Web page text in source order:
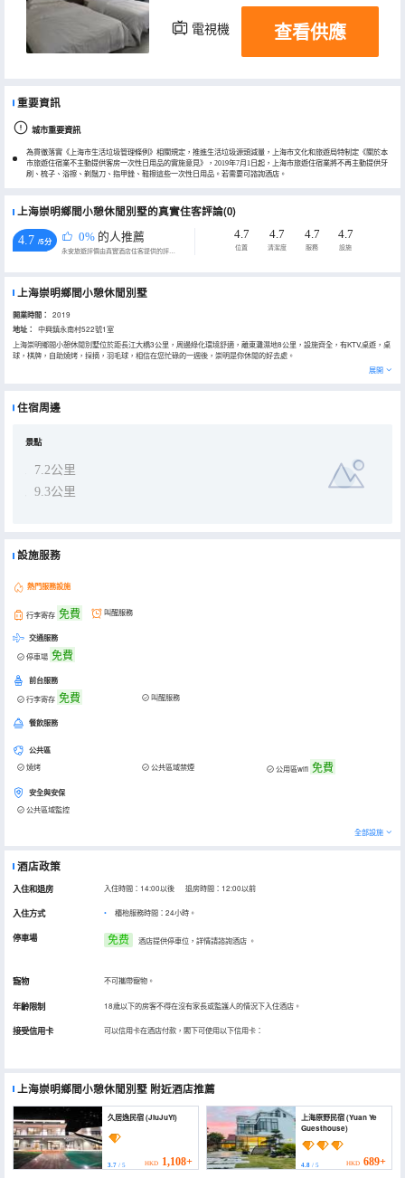
電視機 查看供應
重要資訊
城市重要資訊
為貫徹落實《上海市生活垃圾管理條例》相關規定，推進生活垃圾源頭減量，上海市文化和旅遊局特制定《關於本
市旅遊住宿業不主動提供客房一次性日用品的實施意見》，2019年7月1日起，上海市旅遊住宿業將不再主動提供牙
刷、梳子、浴擦、剃鬚刀、指甲銼、鞋擦這些一次性日用品。若需要可諮詢酒店。
上海崇明鄉間小憩休閒別墅的真實住客評論(0)
4.7 /5分 0% 的人推薦
永安旅遊評價由真實酒店住客提供的評價。
4.7
位置
4.7
清潔度
4.7
服務
4.7
設施
上海崇明鄉間小憩休閒別墅
開業時間： 2019
地址：
中興鎮永南村522號1室
上海崇明鄉間小憩休閒別墅位於距長江大橋3公里，周邊綠化環境舒適，離東灘濕地8公里，設施齊全，有KTV,桌遊，桌
球，棋牌，自助燒烤，採摘，羽毛球，相信在您忙碌的一週後，崇明是你休閒的好去處。
展開
住宿周邊
景點
7.2公里
9.3公里
設施服務
熱門服務設施
行李寄存 免費 叫醒服務
交通服務
停車場 免費
前台服務
行李寄存 免費 叫醒服務
餐飲服務
公共區
燒烤 公共區域禁煙 公用區wifi 免費
安全與安保
公共區域監控
全部設施
酒店政策
入住和退房 入住時間：14:00以後 退房時間：12:00以前
入住方式 櫃枱服務時間：24小時。
停車場 免费 酒店提供停車位，詳情請諮詢酒店 。
寵物 不可攜帶寵物。
年齡限制 18歲以下的房客不得在沒有家長或監護人的情況下入住酒店。
接受信用卡 可以信用卡在酒店付款，閣下可使用以下信用卡：
上海崇明鄉間小憩休閒別墅 附近酒店推薦
久居逸民宿 (JiuJuYi)
3.7 / 5 HKD 1,108+
上海原野民宿 (Yuan Ye
Guesthouse)
4.8/ 5 HKD 689+